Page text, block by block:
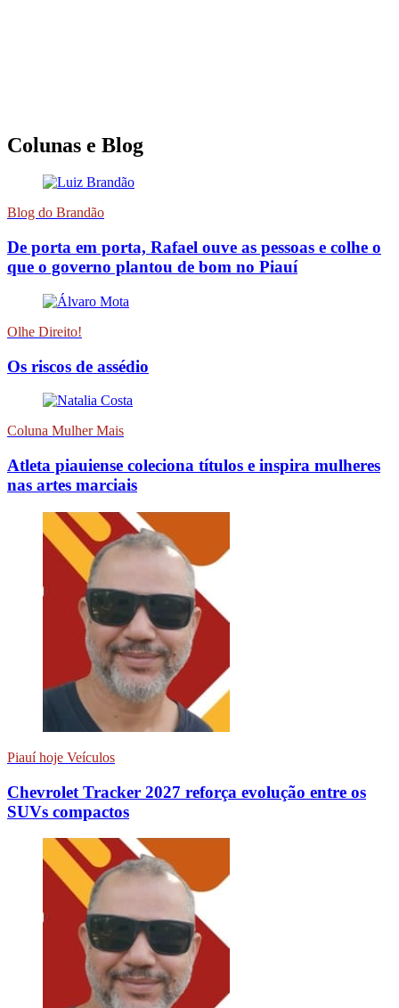
Colunas e Blog
Blog do Brandão
De porta em porta, Rafael ouve as pessoas e colhe o
que o governo plantou de bom no Piauí
Olhe Direito!
Os riscos de assédio
Coluna Mulher Mais
Atleta piauiense coleciona títulos e inspira mulheres
nas artes marciais
Piauí hoje Veículos
Chevrolet Tracker 2027 reforça evolução entre os
SUVs compactos